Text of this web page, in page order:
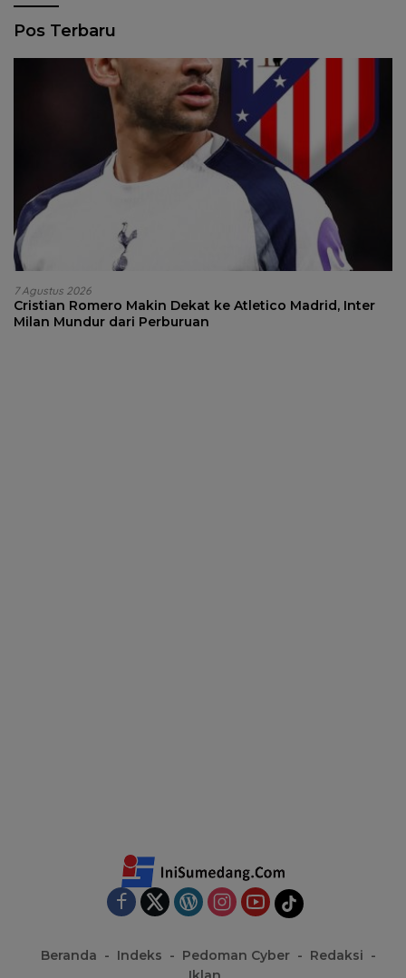
Pos Terbaru
7 Agustus 2026
Cristian Romero Makin Dekat ke Atletico Madrid, Inter
Milan Mundur dari Perburuan
Beranda Indeks Pedoman Cyber
Redaksi